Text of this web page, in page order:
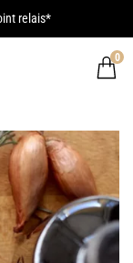
relais*
0